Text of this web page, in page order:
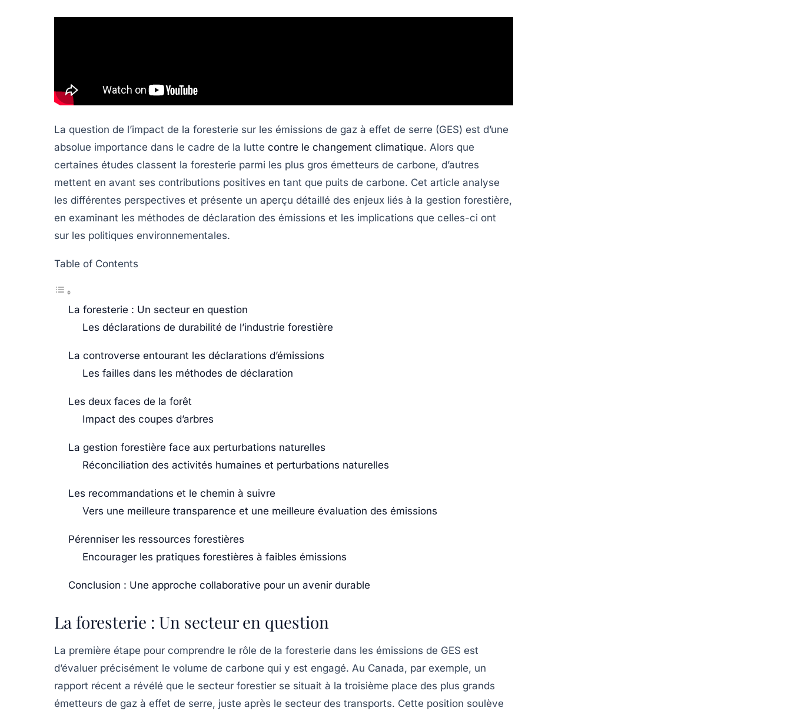
La question de l’impact de la foresterie sur les émissions de gaz à effet de serre (GES) est d’une
absolue importance dans le cadre de la lutte contre le changement climatique. Alors que
certaines études classent la foresterie parmi les plus gros émetteurs de carbone, d’autres
mettent en avant ses contributions positives en tant que puits de carbone. Cet article analyse
les différentes perspectives et présente un aperçu détaillé des enjeux liés à la gestion forestière,
en examinant les méthodes de déclaration des émissions et les implications que celles-ci ont
sur les politiques environnementales.
Table of Contents
La foresterie : Un secteur en question
Les déclarations de durabilité de l’industrie forestière
La controverse entourant les déclarations d’émissions
Les failles dans les méthodes de déclaration
Les deux faces de la forêt
Impact des coupes d’arbres
La gestion forestière face aux perturbations naturelles
Réconciliation des activités humaines et perturbations naturelles
Les recommandations et le chemin à suivre
Vers une meilleure transparence et une meilleure évaluation des émissions
Pérenniser les ressources forestières
Encourager les pratiques forestières à faibles émissions
Conclusion : Une approche collaborative pour un avenir durable
La foresterie : Un secteur en question
La première étape pour comprendre le rôle de la foresterie dans les émissions de GES est
d’évaluer précisément le volume de carbone qui y est engagé. Au Canada, par exemple, un
rapport récent a révélé que le secteur forestier se situait à la troisième place des plus grands
émetteurs de gaz à effet de serre, juste après le secteur des transports. Cette position soulève